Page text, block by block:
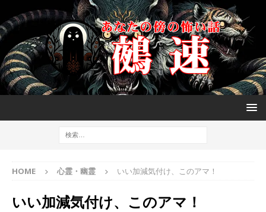
HOME 心霊・幽霊 いい加減気付け、このアマ！
いい加減気付け、このアマ！